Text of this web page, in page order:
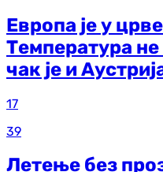
Европа је у
Температура не
чак је и
17
39
Летење без